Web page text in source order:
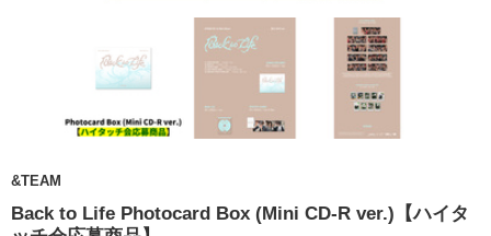
&TEAM
Back to Life Photocard Box (Mini CD-R ver.)【ハイタ